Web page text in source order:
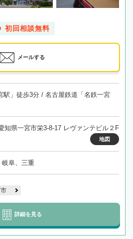
初回相談無料
メールする
駅」徒歩3分 / 名古屋鉄道「名鉄一宮
知県一宮市栄3-8-17 レヴァンテビル２F
地図
岐阜、三重
詳細を見る